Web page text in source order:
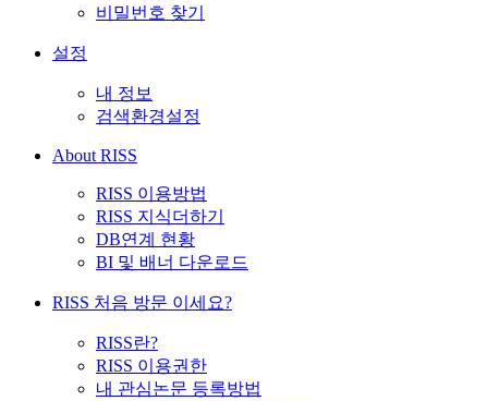
비밀번호 찾기
설정
내 정보
검색환경설정
About RISS
RISS 이용방법
RISS 지식더하기
DB연계 현황
BI 및 배너 다운로드
RISS 처음 방문 이세요?
RISS란?
RISS 이용권한
내 관심논문 등록방법